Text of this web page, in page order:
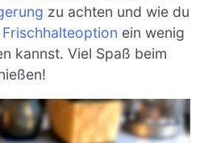
zu achten und wie du
Frischhalteoption ein wenig
kannst. Viel Spaß beim